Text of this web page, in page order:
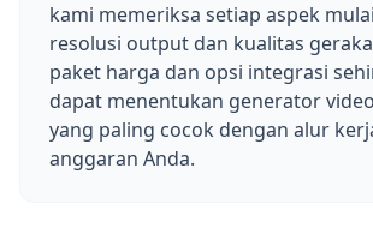
kami memeriksa setiap aspek
resolusi output dan kualitas
paket harga dan opsi integrasi
dapat menentukan generator
yang paling cocok dengan alur
anggaran Anda.